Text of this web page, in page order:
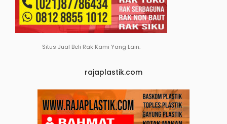
Situs Jual Beli Rak Kami Yang Lain.
rajaplastik.com